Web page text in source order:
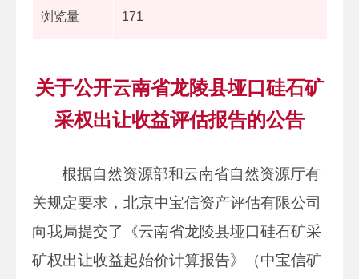
浏览量 171
关于公开云南省龙陵县垭口硅石矿
采权出让收益评估报告的公告
根据自然资源部和云南省自然资源厅有
关规定要求，北京中宝信资产评估有限公司
向我局提交了《云南省龙陵县垭口硅石矿采
矿权出让收益起始价计算报告》（中宝信矿